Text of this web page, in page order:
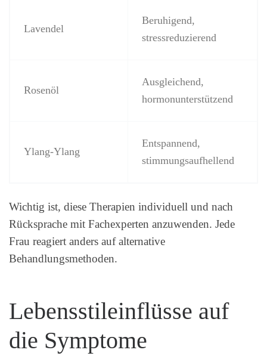
Lavendel
Beruhigend,
stressreduzierend
Rosenöl
Ausgleichend,
hormonunterstützend
Ylang-Ylang
Entspannend,
stimmungsaufhellend
Wichtig ist, diese Therapien individuell und nach
Rücksprache mit Fachexperten anzuwenden. Jede
Frau reagiert anders auf alternative
Behandlungsmethoden.
Lebensstileinflüsse auf
die Symptome